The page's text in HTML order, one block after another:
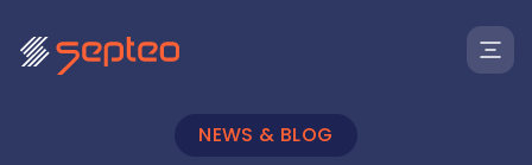
NEWS & BLOG